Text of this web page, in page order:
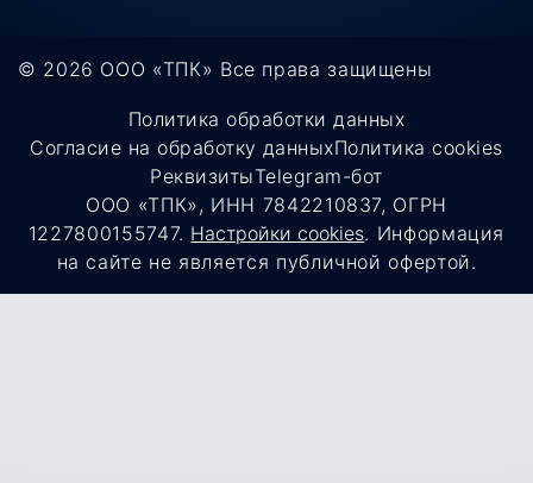
© 2026 ООО «ТПК» Все права защищены
Политика обработки данных
Согласие на обработку данныхПолитика cookies
РеквизитыTelegram-бот
ООО «ТПК», ИНН 7842210837, ОГРН
1227800155747. Настройки cookies. Информация
на сайте не является публичной офертой.